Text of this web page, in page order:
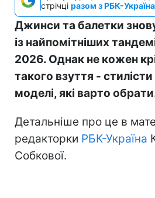
стрічці разом з РБК-
Джинси та балетки
із найпомітніших
2026. Однак не кожен
такого взуття -
моделі, які варто
Детальніше про це в
редакторки РБК-Україна
Собкової.